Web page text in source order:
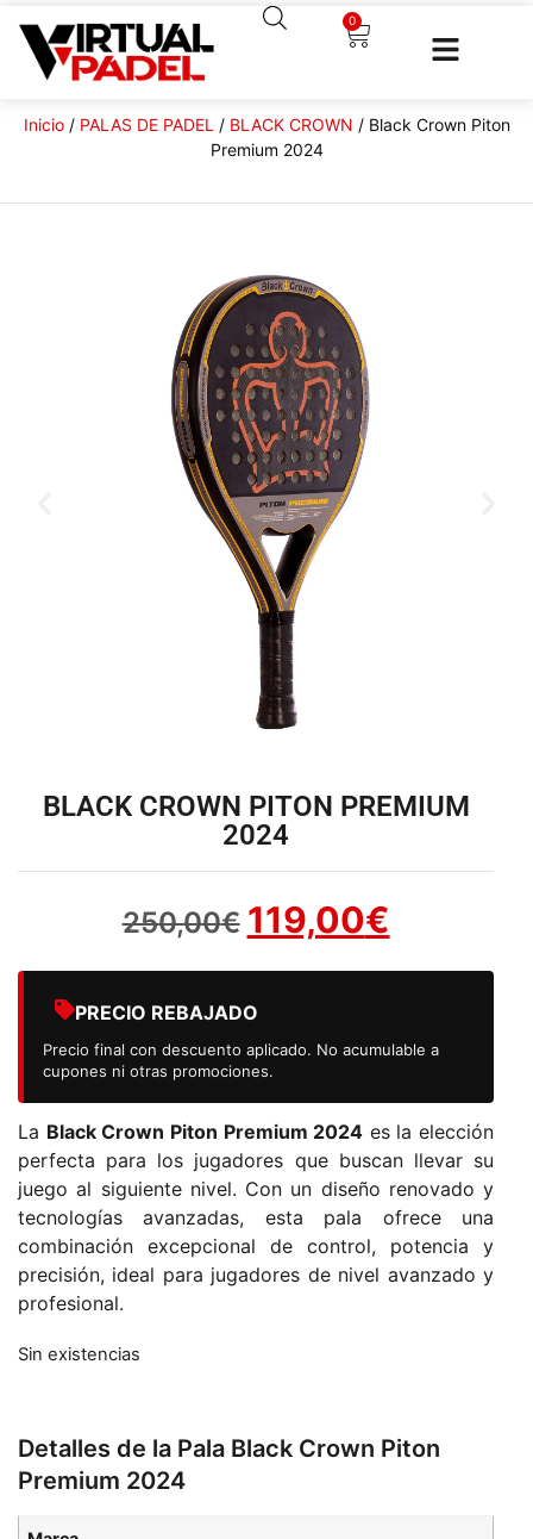
0
Inicio/ PALAS DE PADEL / BLACK CROWN / Black Crown Piton
Premium 2024
BLACK CROWN PITON PREMIUM
2024
250,00€ 119,00€
PRECIO REBAJADO
Precio final con descuento aplicado. No acumulable a
cupones ni otras promociones.
La Black Crown Piton Premium 2024 es la elección
perfecta para los jugadores que buscan llevar su
juego al siguiente nivel. Con un diseño renovado y
tecnologías avanzadas, esta pala ofrece una
combinación excepcional de control, potencia y
precisión, ideal para jugadores de nivel avanzado y
profesional.
Sin existencias
Detalles de la Pala Black Crown Piton
Premium 2024